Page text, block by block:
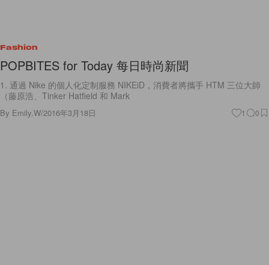
Fashion
POPBITES for Today 每日時尚新聞
1. 通過 Nike 的個人化定制服務 NIKEiD，消費者將攜手 HTM 三位大師
（藤原浩、Tinker Hatfield 和 Mark
By Emily.W/2016年3月18日 1 0